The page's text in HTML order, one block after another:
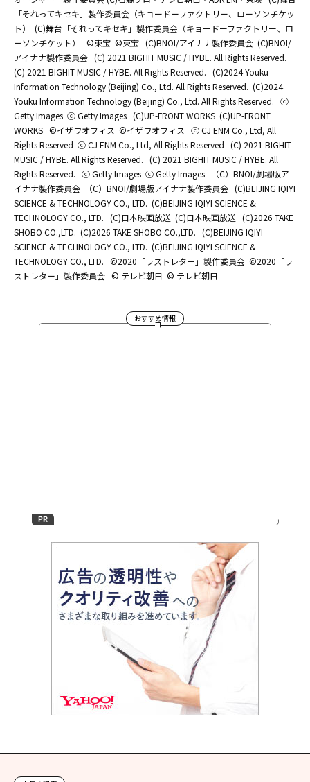
「それってキセキ」製作委員会（キョードーファクトリー、ローソンチケッ
ト）
(C)舞台「それってキセキ」製作委員会（キョードーファクトリー、ロ
ーソンチケット）
©東宝 ©東宝 (C)BNOI/アイナナ製作委員会 (C)BNOI/
アイナナ製作委員会 (C) 2021 BIGHIT MUSIC / HYBE. All Rights Reserved.
(C) 2021 BIGHIT MUSIC / HYBE. All Rights Reserved. (C)2024 Youku
Information Technology (Beijing) Co., Ltd. All Rights Reserved. (C)2024
Youku Information Technology (Beijing) Co., Ltd. All Rights Reserved. ⓒ
Getty Images ⓒ Getty Images (C)UP-FRONT WORKS (C)UP-FRONT
WORKS ©イザワオフィス ©イザワオフィス
ⓒ CJ ENM Co., Ltd, All
Rights Reserved ⓒ CJ ENM Co., Ltd, All Rights Reserved (C) 2021 BIGHIT
MUSIC / HYBE. All Rights Reserved. (C) 2021 BIGHIT MUSIC / HYBE. All
Rights Reserved. ⓒ Getty Images ⓒ Getty Images
（C）BNOI/劇場版ア
イナナ製作委員会
（C）BNOI/劇場版アイナナ製作委員会 (C)BEIJING IQIYI
SCIENCE & TECHNOLOGY CO., LTD. (C)BEIJING IQIYI SCIENCE &
TECHNOLOGY CO., LTD. (C)日本映画放送 (C)日本映画放送 (C)2026 TAKE
SHOBO CO.,LTD. (C)2026 TAKE SHOBO CO.,LTD. (C)BEIJING IQIYI
SCIENCE & TECHNOLOGY CO., LTD. (C)BEIJING IQIYI SCIENCE &
TECHNOLOGY CO., LTD. ©2020「ラストレター」製作委員会 ©2020「ラ
ストレター」製作委員会 © テレビ朝日 © テレビ朝日
おすすめ情報